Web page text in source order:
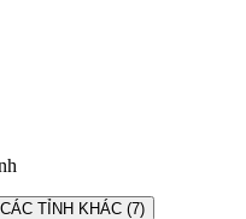
CÁC TỈNH KHÁC (7)